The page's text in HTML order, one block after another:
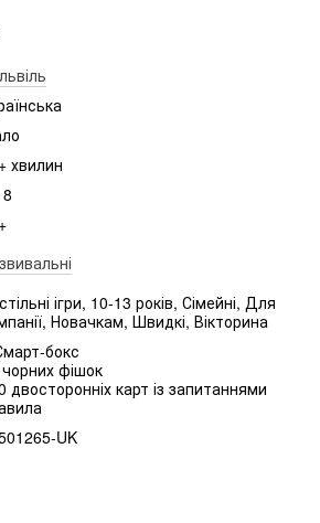
хвилин
ігри, 10-13 років, Сімейні, Для
Новачкам, Швидкі, Вікторина
бокс
фішок
двосторонніх карт із запитаннями
UK